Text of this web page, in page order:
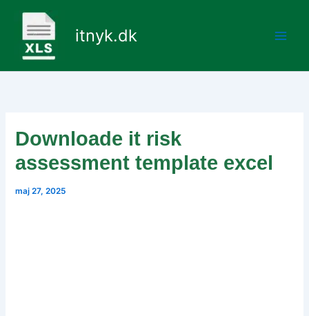
indholdet
itnyk.dk
Downloade it risk
assessment template excel
maj 27, 2025